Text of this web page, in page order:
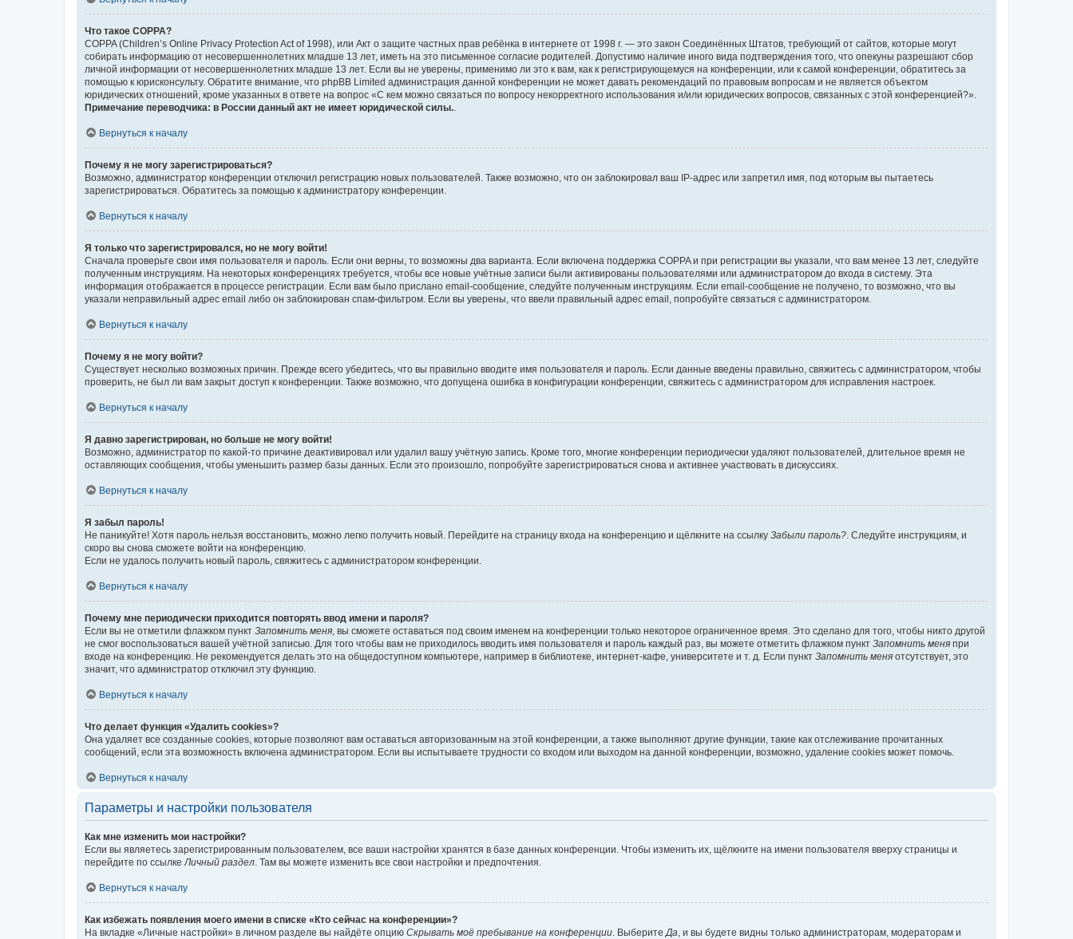
Что такое COPPA?
COPPA (Children’s Online Privacy Protection Act of 1998), или Акт о защите частных прав ребёнка в интернете от 1998 г. — это закон Соединённых Штатов, требующий от сайтов, которые могут
собирать информацию от несовершеннолетних младше 13 лет, иметь на это письменное согласие родителей. Допустимо наличие иного вида подтверждения того, что опекуны разрешают сбор
личной информации от несовершеннолетних младше 13 лет. Если вы не уверены, применимо ли это к вам, как к регистрирующемуся на конференции, или к самой конференции, обратитесь за
помощью к юрисконсульту. Обратите внимание, что phpBB Limited администрация данной конференции не может давать рекомендаций по правовым вопросам и не является объектом
юридических отношений, кроме указанных в ответе на вопрос «С кем можно связаться по вопросу некорректного использования и/или юридических вопросов, связанных с этой конференцией?».
Примечание переводчика: в России данный акт не имеет юридической силы..
Вернуться к началу
Почему я не могу зарегистрироваться?
Возможно, администратор конференции отключил регистрацию новых пользователей. Также возможно, что он заблокировал ваш IP-адрес или запретил имя, под которым вы пытаетесь
зарегистрироваться. Обратитесь за помощью к администратору конференции.
Вернуться к началу
Я только что зарегистрировался, но не могу войти!
Сначала проверьте свои имя пользователя и пароль. Если они верны, то возможны два варианта. Если включена поддержка COPPA и при регистрации вы указали, что вам менее 13 лет, следуйте
полученным инструкциям. На некоторых конференциях требуется, чтобы все новые учётные записи были активированы пользователями или администратором до входа в систему. Эта
информация отображается в процессе регистрации. Если вам было прислано email-сообщение, следуйте полученным инструкциям. Если email-сообщение не получено, то возможно, что вы
указали неправильный адрес email либо он заблокирован спам-фильтром. Если вы уверены, что ввели правильный адрес email, попробуйте связаться с администратором.
Вернуться к началу
Почему я не могу войти?
Существует несколько возможных причин. Прежде всего убедитесь, что вы правильно вводите имя пользователя и пароль. Если данные введены правильно, свяжитесь с администратором, чтобы
проверить, не был ли вам закрыт доступ к конференции. Также возможно, что допущена ошибка в конфигурации конференции, свяжитесь с администратором для исправления настроек.
Вернуться к началу
Я давно зарегистрирован, но больше не могу войти!
Возможно, администратор по какой-то причине деактивировал или удалил вашу учётную запись. Кроме того, многие конференции периодически удаляют пользователей, длительное время не
оставляющих сообщения, чтобы уменьшить размер базы данных. Если это произошло, попробуйте зарегистрироваться снова и активнее участвовать в дискуссиях.
Вернуться к началу
Я забыл пароль!
Не паникуйте! Хотя пароль нельзя восстановить, можно легко получить новый. Перейдите на страницу входа на конференцию и щёлкните на ссылку Забыли пароль?. Следуйте инструкциям, и
скоро вы снова сможете войти на конференцию.
Если не удалось получить новый пароль, свяжитесь с администратором конференции.
Вернуться к началу
Почему мне периодически приходится повторять ввод имени и пароля?
Если вы не отметили флажком пункт Запомнить меня, вы сможете оставаться под своим именем на конференции только некоторое ограниченное время. Это сделано для того, чтобы никто другой
не смог воспользоваться вашей учётной записью. Для того чтобы вам не приходилось вводить имя пользователя и пароль каждый раз, вы можете отметить флажком пункт Запомнить меня при
входе на конференцию. Не рекомендуется делать это на общедоступном компьютере, например в библиотеке, интернет-кафе, университете и т. д. Если пункт Запомнить меня отсутствует, это
значит, что администратор отключил эту функцию.
Вернуться к началу
Что делает функция «Удалить cookies»?
Она удаляет все созданные cookies, которые позволяют вам оставаться авторизованным на этой конференции, а также выполняют другие функции, такие как отслеживание прочитанных
сообщений, если эта возможность включена администратором. Если вы испытываете трудности со входом или выходом на данной конференции, возможно, удаление cookies может помочь.
Вернуться к началу
Параметры и настройки пользователя
Как мне изменить мои настройки?
Если вы являетесь зарегистрированным пользователем, все ваши настройки хранятся в базе данных конференции. Чтобы изменить их, щёлкните на имени пользователя вверху страницы и
перейдите по ссылкеЛичный раздел. Там вы можете изменить все свои настройки и предпочтения.
Вернуться к началу
Как избежать появления моего имени в списке «Кто сейчас на конференции»?
На вкладке «Личные настройки» в личном разделе вы найдёте опцию Скрывать моё пребывание на конференции. ВыберитеДа, и вы будете видны только администраторам, модераторам и